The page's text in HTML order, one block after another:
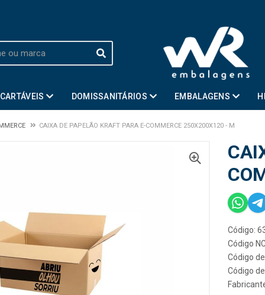
DOMISSANITÁRIOS EMBALAGENS
CAIXA DE PAPELÃO KRAFT PARA E-COMMERCE 250X200X120 - M
Código:
Código
Código
Código